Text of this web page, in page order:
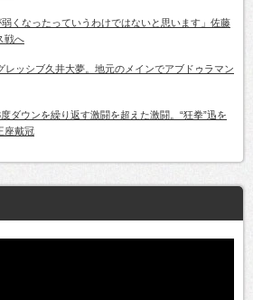
弱くなったっていうわけではないと思います」佐藤
戦へ
レッシブ久井大夢。地元のメインでアブドゥラマン
ダウンを繰り返す激闘を超えた激闘。“狂拳”迅を
座戴冠